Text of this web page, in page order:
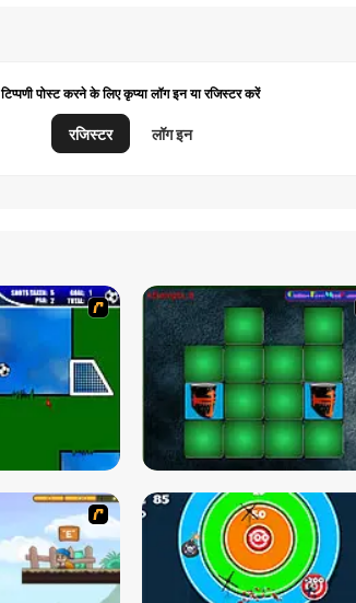
टिप्पणी पोस्ट करने के लिए कृप्या लॉग इन या रजिस्टर करें
रजिस्टर लॉग इन